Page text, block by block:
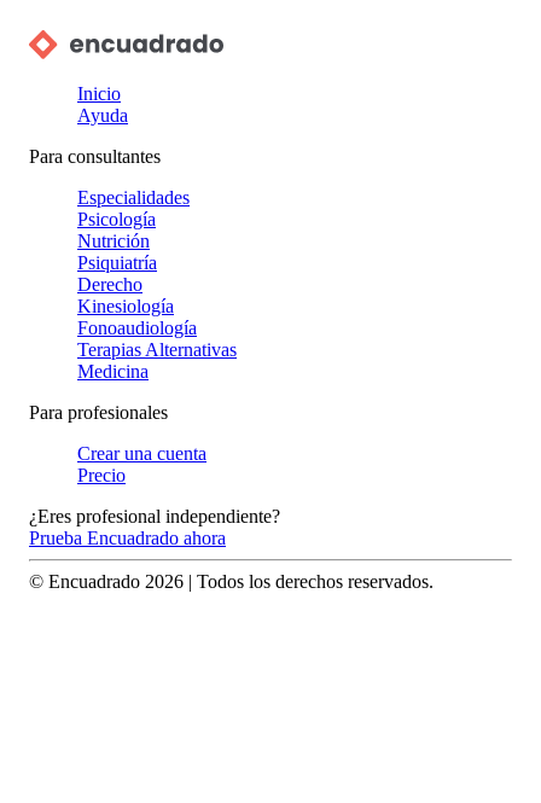
Inicio
Ayuda
Para consultantes
Especialidades
Psicología
Nutrición
Psiquiatría
Derecho
Kinesiología
Fonoaudiología
Terapias Alternativas
Medicina
Para profesionales
Crear una cuenta
Precio
¿Eres profesional independiente?
Prueba Encuadrado ahora
© Encuadrado 2026 | Todos los derechos reservados.